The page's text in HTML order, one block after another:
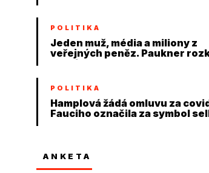
POLITIKA
Jeden muž, média a miliony z
veřejných peněz. Paukner
systém
POLITIKA
Hamplová žádá omluvu za
Fauciho označila za symbol
ANKETA